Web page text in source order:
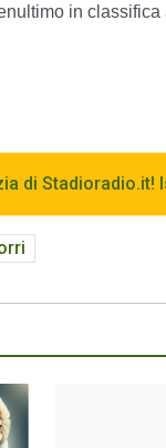
in classifica
di